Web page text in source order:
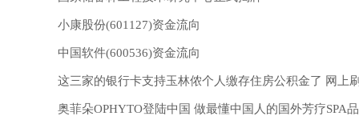
小康股份(601127)资金流向
中国软件(600536)资金流向
这三家的银行卡支持玉林侬个人缴存住房公积金了 网上
奥菲朵OPHYTO登陆中国 做最懂中国人的国外芳疗SPA